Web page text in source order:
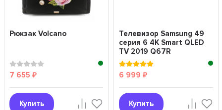
Рюкзак Volcano
7 655 ₽
Купить
Телевизор Samsung 49
серия 6 4K Smart QLED
TV 2019 Q67R
серебряный"
6 999 ₽
Купить